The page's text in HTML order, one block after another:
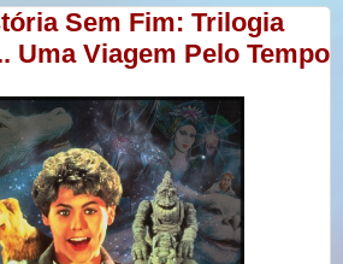
Sem Fim: Trilogia
Uma Viagem Pelo Tempo